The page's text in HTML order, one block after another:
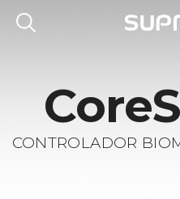
CONTROLADOR